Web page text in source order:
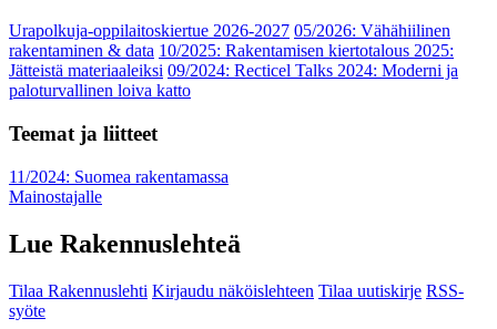
Urapolkuja-oppilaitoskiertue 2026-2027 05/2026: Vähähiilinen
rakentaminen & data 10/2025: Rakentamisen kiertotalous 2025:
Jätteistä materiaaleiksi 09/2024: Recticel Talks 2024: Moderni ja
paloturvallinen loiva katto
Teemat ja liitteet
11/2024: Suomea rakentamassa
Mainostajalle
Lue Rakennuslehteä
Tilaa Rakennuslehti Kirjaudu näköislehteen Tilaa uutiskirje RSS-
syöte